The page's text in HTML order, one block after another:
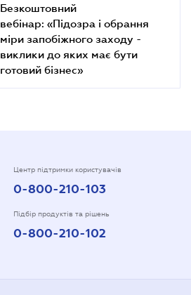
Безкоштовний
вебінар: «Підозра і обрання
міри запобіжного заходу -
виклики до яких має бути
готовий бізнес»
Центр підтримки користувачів
0-800-210-103
Підбір продуктів та рішень
0-800-210-102